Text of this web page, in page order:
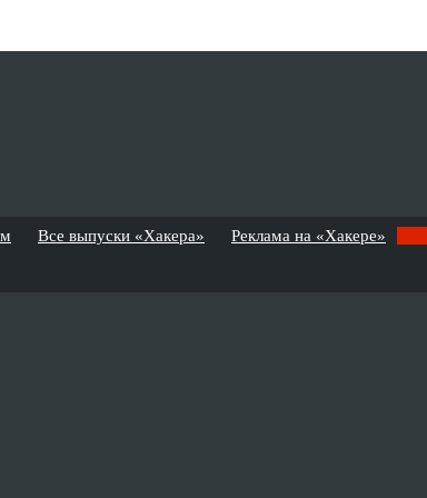
Все выпуски «Хакера» Реклама на «Хакере»